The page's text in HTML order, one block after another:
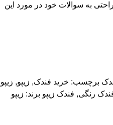
به سوالات خود در مورد این
برچسب: خرید فندک, زیپو, زیپو
رنگی, فندک زیپو برند: زیپو